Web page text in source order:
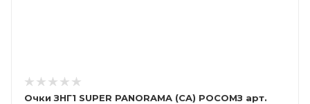
Очки ЗНГ1 SUPER PANORAMA (CA) РОСОМЗ арт.